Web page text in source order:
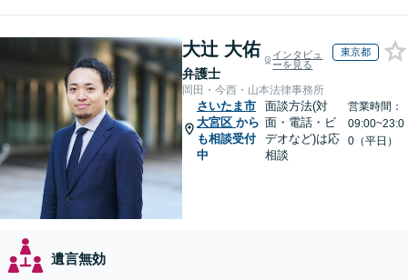
大辻 大佑
弁護士
インタビュ
ーを見る
東京都
岡田・今西・山本法律事務所
さいたま市
大宮区 から
も相談受付
中
面談方法(対
面・電話・ビ
デオなど)は応
相談
営業時間：
09:00~23:0
0（平日）
遺言無効